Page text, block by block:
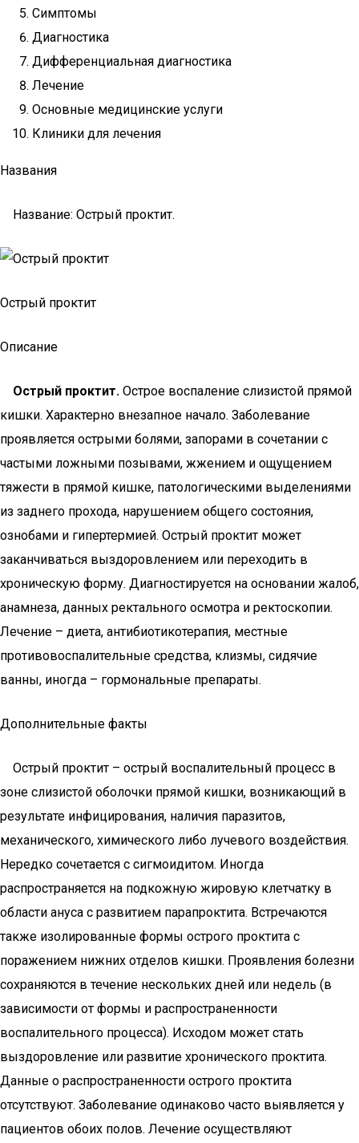
Симптомы
Диагностика
Дифференциальная диагностика
Лечение
Основные медицинские услуги
Клиники для лечения
Названия
Название: Острый проктит.
Острый проктит
Описание
Острый проктит. Острое воспаление слизистой прямой
кишки. Характерно внезапное начало. Заболевание
проявляется острыми болями, запорами в сочетании с
частыми ложными позывами, жжением и ощущением
тяжести в прямой кишке, патологическими выделениями
из заднего прохода, нарушением общего состояния,
ознобами и гипертермией. Острый проктит может
заканчиваться выздоровлением или переходить в
хроническую форму. Диагностируется на основании жалоб,
анамнеза, данных ректального осмотра и ректоскопии.
Лечение – диета, антибиотикотерапия, местные
противовоспалительные средства, клизмы, сидячие
ванны, иногда – гормональные препараты.
Дополнительные факты
Острый проктит – острый воспалительный процесс в
зоне слизистой оболочки прямой кишки, возникающий в
результате инфицирования, наличия паразитов,
механического, химического либо лучевого воздействия.
Нередко сочетается с сигмоидитом. Иногда
распространяется на подкожную жировую клетчатку в
области ануса с развитием парапроктита. Встречаются
также изолированные формы острого проктита с
поражением нижних отделов кишки. Проявления болезни
сохраняются в течение нескольких дней или недель (в
зависимости от формы и распространенности
воспалительного процесса). Исходом может стать
выздоровление или развитие хронического проктита.
Данные о распространенности острого проктита
отсутствуют. Заболевание одинаково часто выявляется у
пациентов обоих полов. Лечение осуществляют